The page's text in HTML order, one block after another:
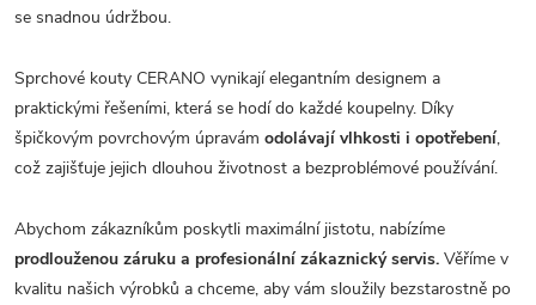
se snadnou údržbou.
Sprchové kouty CERANO vynikají elegantním designem a
praktickými řešeními, která se hodí do každé koupelny. Díky
špičkovým povrchovým úpravám odolávají vlhkosti i opotřebení,
což zajišťuje jejich dlouhou životnost a bezproblémové používání.
Abychom zákazníkům poskytli maximální jistotu, nabízíme
prodlouženou záruku a profesionální zákaznický servis. Věříme v
kvalitu našich výrobků a chceme, aby vám sloužily bezstarostně po